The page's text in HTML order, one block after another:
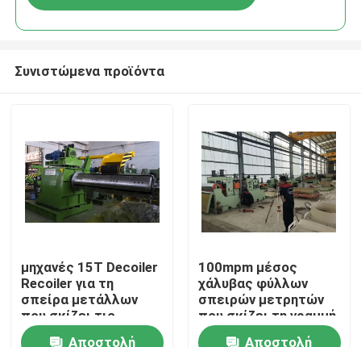
Προϊόντα
Περίπου εμείς
Συνιστώμενα προϊόντα
μηχανές 15T Decoiler
Recoiler για τη
σπείρα μετάλλων
που σκίζει τις
γραμμές
Αποστολή
100mpm μέσος
χάλυβας φύλλων
σπειρών μετρητών
που σκίζει τη γραμμή
(1-5) x1500
Αποστολή